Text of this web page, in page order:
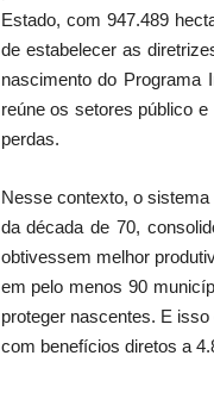
Estado, com 947.489
de estabelecer as
nascimento do Programa
reúne os setores público
perdas.
Nesse contexto, o
da década de 70,
obtivessem melhor
em pelo menos 90
proteger nascentes. E
com benefícios diretos a